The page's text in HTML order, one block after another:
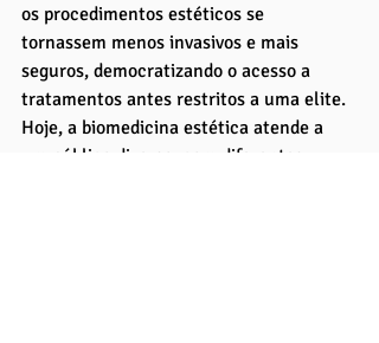
os procedimentos estéticos se
tornassem menos invasivos e mais
seguros, democratizando o acesso a
tratamentos antes restritos a uma elite.
Hoje, a biomedicina estética atende a
um público diverso, com diferentes